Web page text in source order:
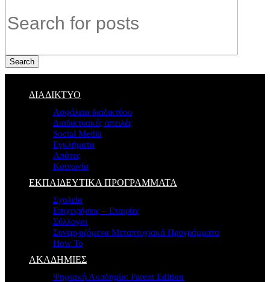
Search
ΔΙΑΔΙΚΤΥΟ
Ασφάλεια διαδικτύου
Διαδικτυακές απειλές
Social Media
Εγκλήματα
Απάτες
Κοινωνία
ΕΚΠΑΙΔΕΥΤΙΚΑ ΠΡΟΓΡΑΜΜΑΤΑ
Σχολεία
Επιχειρήσεις – Εταιρίες
Σύλλογοι
Συνεργαζόμενα Μεταπτυχιακά Προγράμματα
How To
ΑΚΑΔΗΜΙΕΣ
Ψηφιακή Ακαδημία: Parent Edition